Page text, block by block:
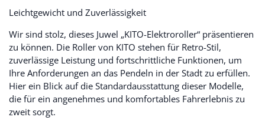
Leichtgewicht und Zuverlässigkeit
Wir sind stolz, dieses Juwel „KITO-Elektroroller“ präsentieren
zu können. Die Roller von KITO stehen für Retro-Stil,
zuverlässige Leistung und fortschrittliche Funktionen, um
Ihre Anforderungen an das Pendeln in der Stadt zu erfüllen.
Hier ein Blick auf die Standardausstattung dieser Modelle,
die für ein angenehmes und komfortables Fahrerlebnis zu
zweit sorgt.